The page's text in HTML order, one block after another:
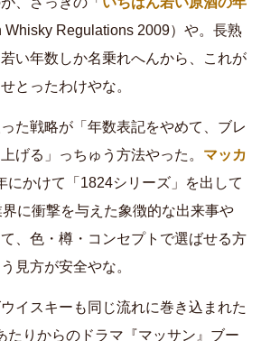
Whisky Regulations 2009）や。長熟
い年数しか名乗れへんから、これが
とったわけやな。
た戦略が「年数表記をやめて、ブレ
げる」っちゅう方法やった。 マッカ
にかけて「1824シリーズ」を出して
に衝撃を与えた象徴的な出来事や
、色・樽・コンセプトで選ばせる方
見方が安全やな。
イスキーも同じ流れに巻き込まれた
たりからのドラマ『マッサン』ブー